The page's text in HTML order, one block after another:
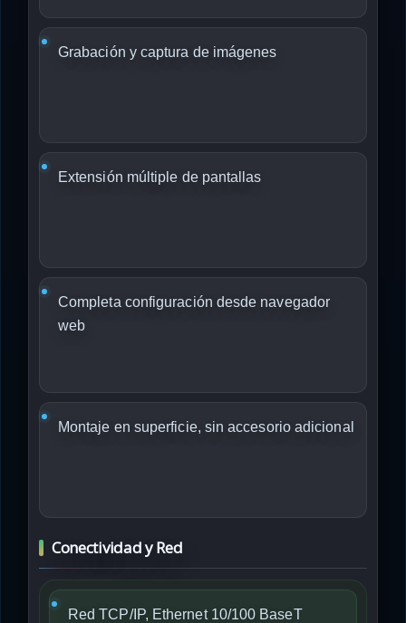
Grabación y captura de imágenes
Extensión múltiple de pantallas
Completa configuración desde navegador
web
Montaje en superficie, sin accesorio adicional
Conectividad y Red
Red TCP/IP, Ethernet 10/100 BaseT